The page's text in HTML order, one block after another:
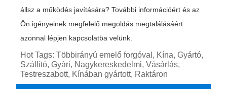
állsz a működés javítására? További információért és az
Ön igényeinek megfelelő megoldás megtalálásáért
azonnal lépjen kapcsolatba velünk.
Hot Tags: Többirányú emelő forgóval, Kína, Gyártó,
Szállító, Gyári, Nagykereskedelmi, Vásárlás,
Testreszabott, Kínában gyártott, Raktáron